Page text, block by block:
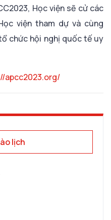
Học viện sẽ cử các
viện tham dự và cùng
chức hội nghị quốc tế uy
apcc2023.org/
lịch